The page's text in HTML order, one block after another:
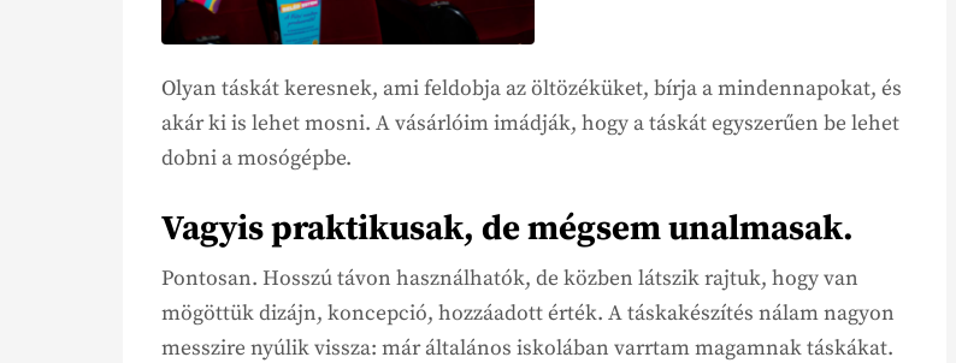
Olyan táskát keresnek, ami feldobja az öltözéküket, bírja a mindennapokat, és
akár ki is lehet mosni. A vásárlóim imádják, hogy a táskát egyszerűen be lehet
dobni a mosógépbe.
Vagyis praktikusak, de mégsem unalmasak.
Pontosan. Hosszú távon használhatók, de közben látszik rajtuk, hogy van
mögöttük dizájn, koncepció, hozzáadott érték. A táskakészítés nálam nagyon
messzire nyúlik vissza: már általános iskolában varrtam magamnak táskákat.